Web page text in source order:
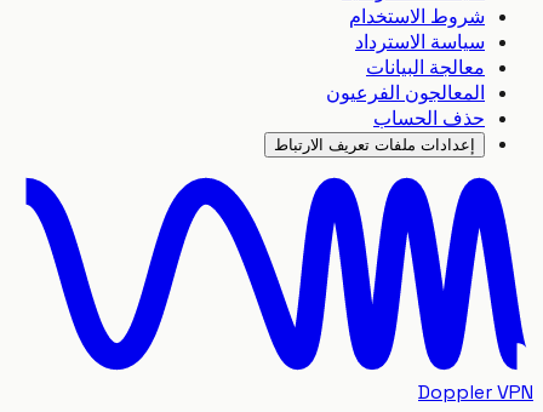
شروط الاستخدام
سياسة الاسترداد
معالجة البيانات
المعالجون الفرعيون
حذف الحساب
إعدادات ملفات تعريف الارتباط
Doppler